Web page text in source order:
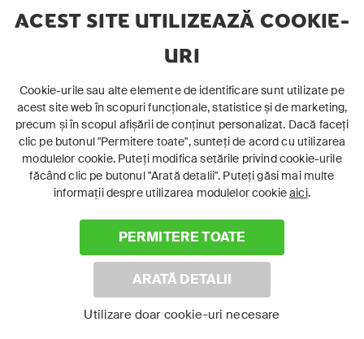
ACEST SITE UTILIZEAZĂ COOKIE-
URI
Cookie-urile sau alte elemente de identificare sunt utilizate pe
acest site web în scopuri funcționale, statistice și de marketing,
precum și în scopul afișării de conținut personalizat. Dacă faceți
clic pe butonul "Permitere toate", sunteți de acord cu utilizarea
modulelor cookie. Puteți modifica setările privind cookie-urile
făcând clic pe butonul "Arată detalii". Puteți găsi mai multe
informații despre utilizarea modulelor cookieaici.
PERMITERE TOATE
ARATĂ DETALII
Utilizare doar cookie-uri necesare
Cum reîncarc
Contact
Mai mult
Despre companie
Procedură reclamații
Termeni și condiții generale